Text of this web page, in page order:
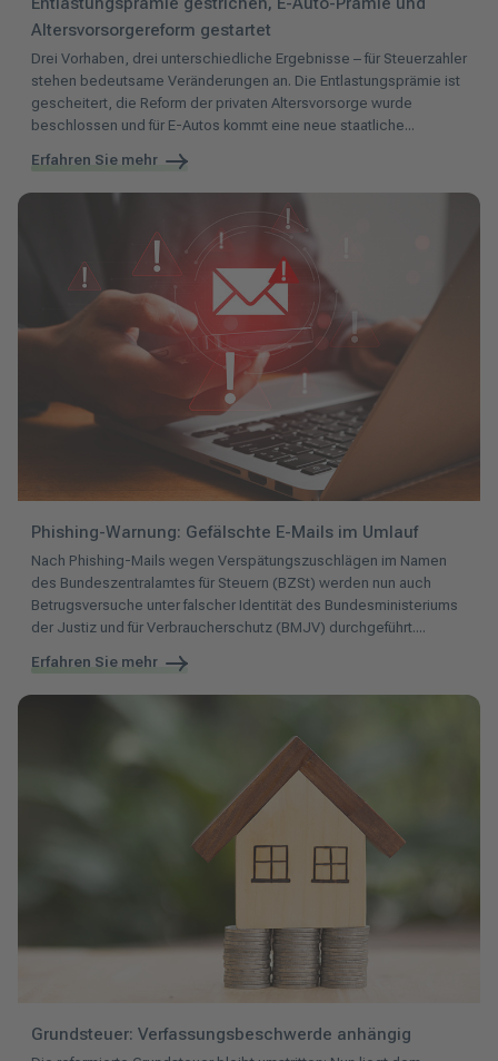
Altersvorsorgereform gestartet
Drei Vorhaben, drei unterschiedliche Ergebnisse – für Steuerzahler
stehen bedeutsame Veränderungen an. Die Entlastungsprämie ist
gescheitert, die Reform der privaten Altersvorsorge wurde
beschlossen und für E-Autos kommt eine neue staatliche...
Erfahren Sie mehr
Phishing-Warnung: Gefälschte E-Mails im Umlauf
Nach Phishing-Mails wegen Verspätungszuschlägen im Namen
des Bundeszentralamtes für Steuern (BZSt) werden nun auch
Betrugsversuche unter falscher Identität des Bundesministeriums
der Justiz und für Verbraucherschutz (BMJV) durchgeführt....
Erfahren Sie mehr
Grundsteuer: Verfassungsbeschwerde anhängig